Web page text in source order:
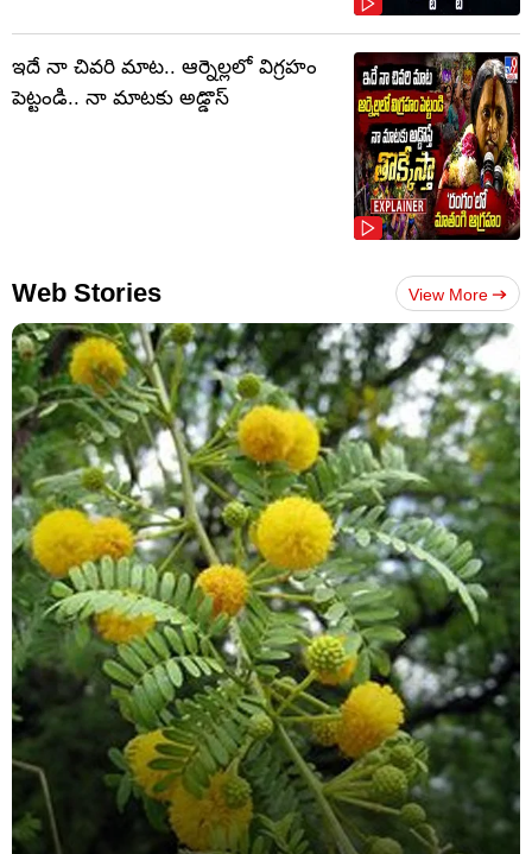
ఇదే నా చివరి మాట.. ఆర్నెల్లలో విగ్రహం
పెట్టండి.. నా మాటకు అడ్డొస్
Web Stories View More